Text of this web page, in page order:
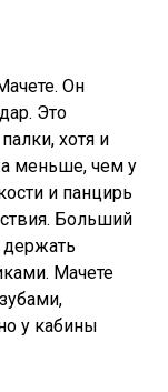
Он
Это
хотя и
меньше, чем у
и панцирь
Больший
держать
Мачете
у кабины